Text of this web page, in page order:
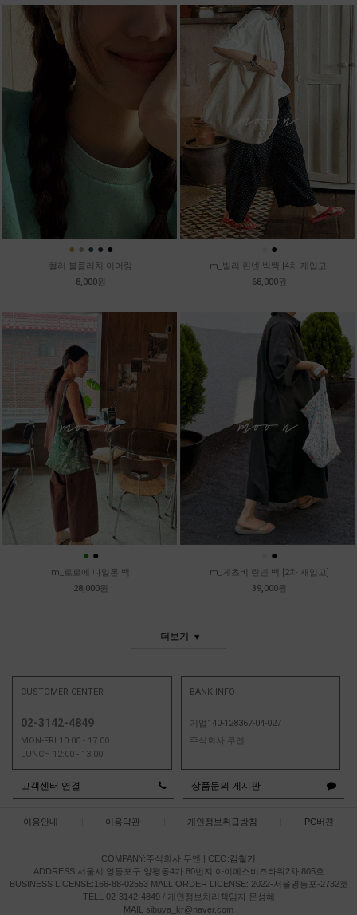
● ● ● ● ●
컬러 볼클러치 이어링
8,000원
●
m_빌리 린넨 빅백 [4차 재입고]
68,000원
● ●
m_로로에 나일론 백
28,000원
●
m_게츠비 린넨 백 [2차 재입고]
39,000원
더보기
CUSTOMER CENTER
02-3142-4849
MON-FRI 10:00 - 17:00
LUNCH 12:00 - 13:00
BANK INFO
기업140-128367-04-027
주식회사 무엔
고객센터 연결 상품문의 게시판
이용안내 이용약관 개인정보취급방침 PC버젼
COMPANY:주식회사 무엔 | CEO:김철기
ADDRESS:서울시 영등포구 양평동4가 80번지 아이에스비즈타워2차 805호
BUSINESS LICENSE:166-88-02553 MALL ORDER LICENSE: 2022-서울영등포-2732호
TELL 02-3142-4849 / 개인정보처리책임자 문성혜
MAIL sibuya_kr@naver.com